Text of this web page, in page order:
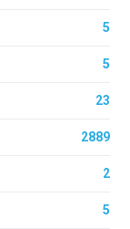
5
5
23
2889
2
5